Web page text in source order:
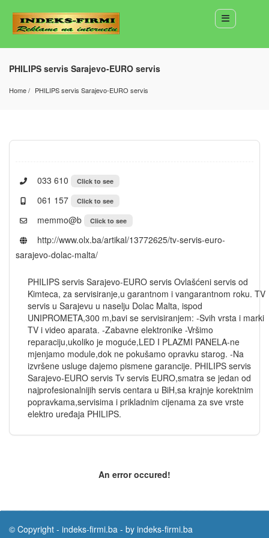
PHILIPS servis Sarajevo-EURO servis
Home PHILIPS servis Sarajevo-EURO servis
033 610 Click to see
061 157 Click to see
memmo@b Click to see
http://www.olx.ba/artikal/13772625/tv-servis-euro-
sarajevo-dolac-malta/
PHILIPS servis Sarajevo-EURO servis Ovlašćeni servis od
Kimteca, za servisiranje,u garantnom i vangarantnom roku. TV
servis u Sarajevu u naselju Dolac Malta, ispod
UNIPROMETA,300 m,bavi se servisiranjem: -Svih vrsta i marki
TV i video aparata. -Zabavne elektronike -Vršimo
reparaciju,ukoliko je moguće,LED I PLAZMI PANELA-ne
mjenjamo module,dok ne pokušamo opravku starog. -Na
izvršene usluge dajemo pismene garancije. PHILIPS servis
Sarajevo-EURO servis Tv servis EURO,smatra se jedan od
najprofesionalnijih servis centara u BiH,sa krajnje korektnim
popravkama,servisima i prikladnim cijenama za sve vrste
elektro uređaja PHILIPS.
An error occured!
© Copyright - indeks-firmi.ba - by indeks-firmi.ba